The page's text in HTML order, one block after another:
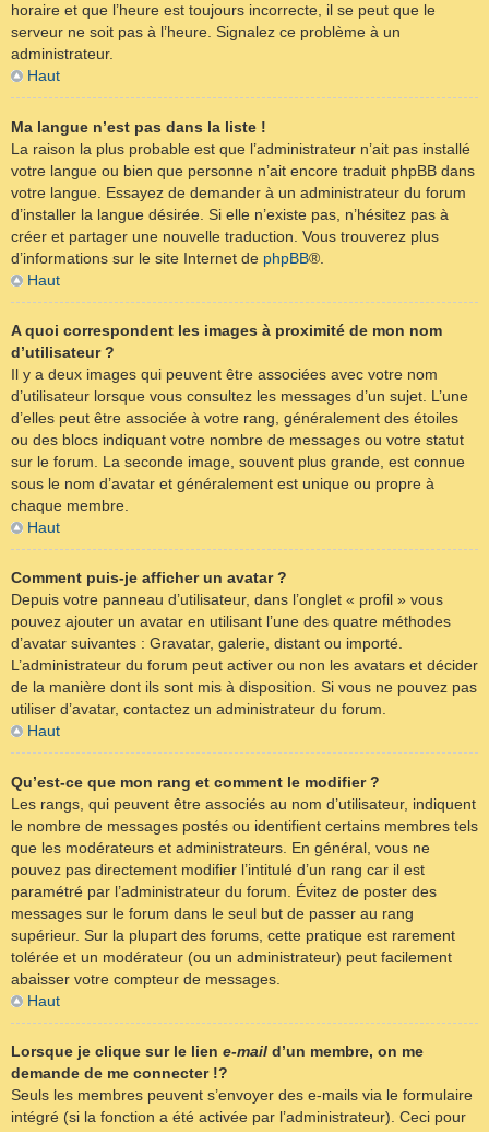
horaire et que l’heure est toujours incorrecte, il se peut que le
serveur ne soit pas à l’heure. Signalez ce problème à un
administrateur.
Haut
Ma langue n’est pas dans la liste !
La raison la plus probable est que l’administrateur n’ait pas installé
votre langue ou bien que personne n’ait encore traduit phpBB dans
votre langue. Essayez de demander à un administrateur du forum
d’installer la langue désirée. Si elle n’existe pas, n’hésitez pas à
créer et partager une nouvelle traduction. Vous trouverez plus
d’informations sur le site Internet de phpBB®.
Haut
A quoi correspondent les images à proximité de mon nom
d’utilisateur ?
Il y a deux images qui peuvent être associées avec votre nom
d’utilisateur lorsque vous consultez les messages d’un sujet. L’une
d’elles peut être associée à votre rang, généralement des étoiles
ou des blocs indiquant votre nombre de messages ou votre statut
sur le forum. La seconde image, souvent plus grande, est connue
sous le nom d’avatar et généralement est unique ou propre à
chaque membre.
Haut
Comment puis-je afficher un avatar ?
Depuis votre panneau d’utilisateur, dans l’onglet « profil » vous
pouvez ajouter un avatar en utilisant l’une des quatre méthodes
d’avatar suivantes : Gravatar, galerie, distant ou importé.
L’administrateur du forum peut activer ou non les avatars et décider
de la manière dont ils sont mis à disposition. Si vous ne pouvez pas
utiliser d’avatar, contactez un administrateur du forum.
Haut
Qu’est-ce que mon rang et comment le modifier ?
Les rangs, qui peuvent être associés au nom d’utilisateur, indiquent
le nombre de messages postés ou identifient certains membres tels
que les modérateurs et administrateurs. En général, vous ne
pouvez pas directement modifier l’intitulé d’un rang car il est
paramétré par l’administrateur du forum. Évitez de poster des
messages sur le forum dans le seul but de passer au rang
supérieur. Sur la plupart des forums, cette pratique est rarement
tolérée et un modérateur (ou un administrateur) peut facilement
abaisser votre compteur de messages.
Haut
Lorsque je clique sur le lien e-mail d’un membre, on me
demande de me connecter !?
Seuls les membres peuvent s’envoyer des e-mails via le formulaire
intégré (si la fonction a été activée par l’administrateur). Ceci pour